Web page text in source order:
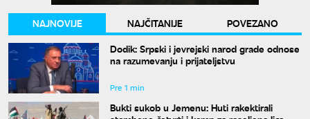
NAJNOVIJE NAJČITANIJE
POVEZANO
Dodik: Srpski i jevrejski narod grade odnose
na razumevanju i prijateljstvu
Pre 1 min
Bukti sukob u Jemenu: Huti rakektirali